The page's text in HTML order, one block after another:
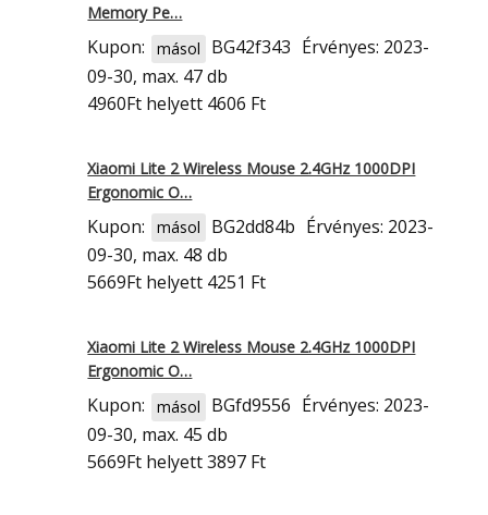
Memory Pe…
Kupon: másol BG42f343 Érvényes: 2023-
09-30, max. 47 db
4960Ft helyett 4606 Ft
Xiaomi Lite 2 Wireless Mouse 2.4GHz 1000DPI
Ergonomic O…
Kupon: másol BG2dd84b Érvényes: 2023-
09-30, max. 48 db
5669Ft helyett 4251 Ft
Xiaomi Lite 2 Wireless Mouse 2.4GHz 1000DPI
Ergonomic O…
Kupon: másol BGfd9556 Érvényes: 2023-
09-30, max. 45 db
5669Ft helyett 3897 Ft